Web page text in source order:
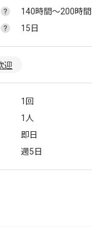
140時間〜200時間
15日
迎
1回
1人
即日
週5日